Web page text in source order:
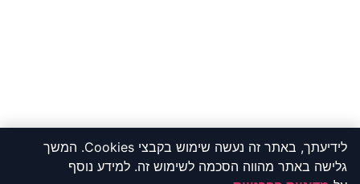
לידיעתך, באתר זה נעשה שימוש בקבצי Cookies. המשך
גלישה באתר מהווה הסכמה לשימוש זה. למידע נוסף